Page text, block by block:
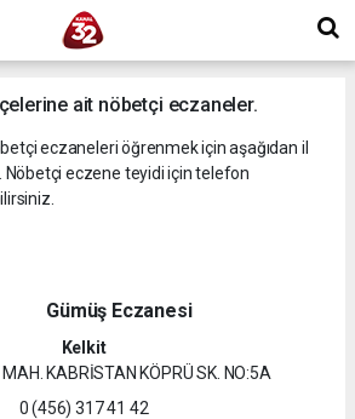
ait nöbetçi eczaneler.
eczaneleri öğrenmek için aşağıdan il
Nöbetçi eczene teyidi için telefon
Gümüş Eczanesi
Kelkit
KABRİSTAN KÖPRÜ SK. NO:5A
0 (456) 317 41 42